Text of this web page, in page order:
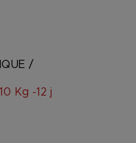
/
Kg -12 j